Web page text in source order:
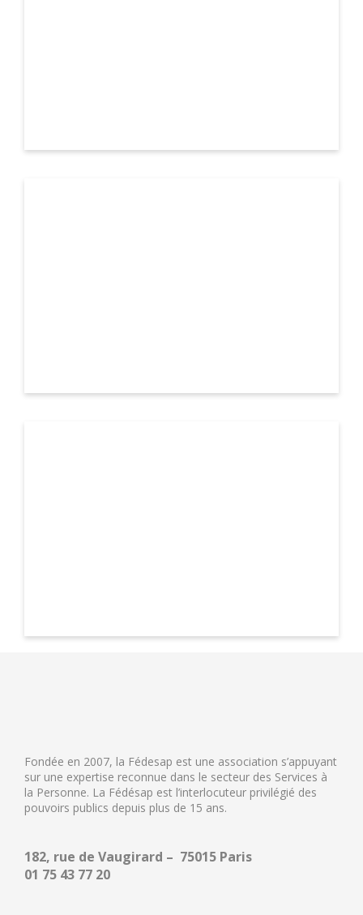
Fondée en 2007, la Fédesap est une association s’appuyant
sur une expertise reconnue dans le secteur des Services à
la Personne. La Fédésap est l’interlocuteur privilégié des
pouvoirs publics depuis plus de 15 ans.
182, rue de Vaugirard – 75015 Paris
01 75 43 77 20